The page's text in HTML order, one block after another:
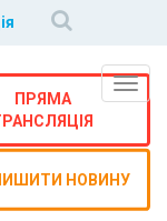
ПРЯМА
НОВИНУ